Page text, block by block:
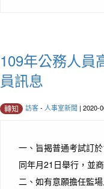
109年公務人員
員訊息
轉知 訪客- 人事室新聞 | 2020-
一、旨揭普通考試訂
同年月21日舉行，並
二、如有意願擔任監